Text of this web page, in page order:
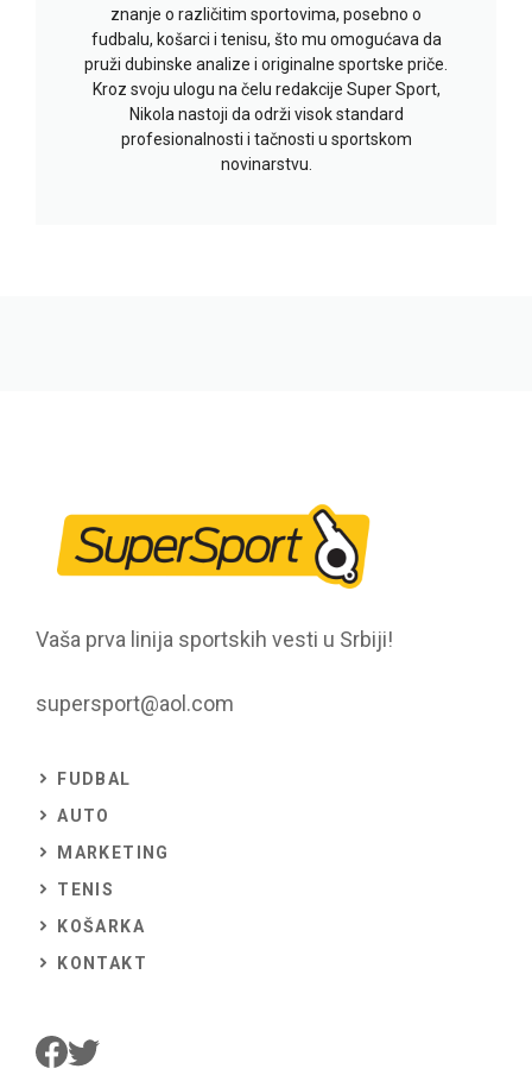
znanje o različitim sportovima, posebno o
fudbalu, košarci i tenisu, što mu omogućava da
pruži dubinske analize i originalne sportske priče.
Kroz svoju ulogu na čelu redakcije Super Sport,
Nikola nastoji da održi visok standard
profesionalnosti i tačnosti u sportskom
novinarstvu.
Vaša prva linija sportskih vesti u Srbiji!
supersport@aol.com
FUDBAL
AUTO
MARKETING
TENIS
KOŠARKA
KONTAKT